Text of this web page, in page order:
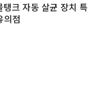
크 자동 살균 장치 특
의점